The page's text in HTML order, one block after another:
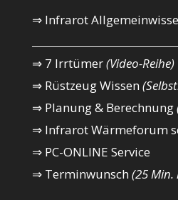
⇒ Infrarot
⇒ 7 Irrtümer(Video-Reihe)
⇒ Rüstzeug Wissen
⇒ Planung & Berechnung
⇒ Infrarot Wärmeforum
⇒ PC-ONLINE Service
⇒ Terminwunsch(25 Min.